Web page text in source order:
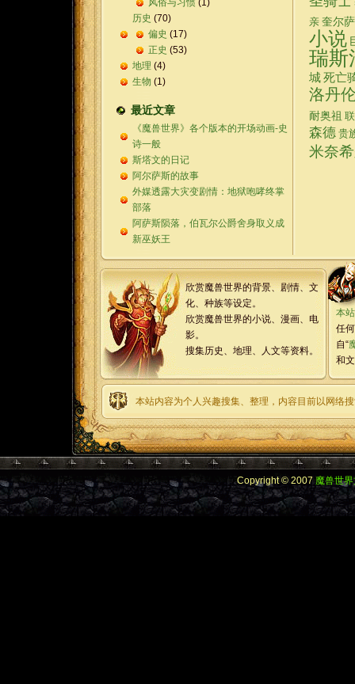
风俗与习惯 (1)
历史 (70)
偏史 (17)
正史 (53)
地理 (4)
生物 (1)
最近文章
《魔兽世界》各个版本的开场动画-史
诗一般
斯塔文的日记
阿尔萨斯的故事
外媒透露大灾变剧情：地狱咆哮终掌
部落
阿萨斯陨落，伯瓦尔公爵舍身取义成
新巫妖王
亲 奎尔
小说
瑞斯
城死亡
洛丹
耐奥祖
森德 贵
米奈
欣赏魔兽世界的背景、剧情、文
化、种族等设定。
欣赏魔兽世界的小说、漫画、电
影。
搜集历史、地理、人文等资料。
本站
任
自“
和
本站内容为个人兴趣搜集、整理，内容目前以网络
Copyright © 2007魔兽世